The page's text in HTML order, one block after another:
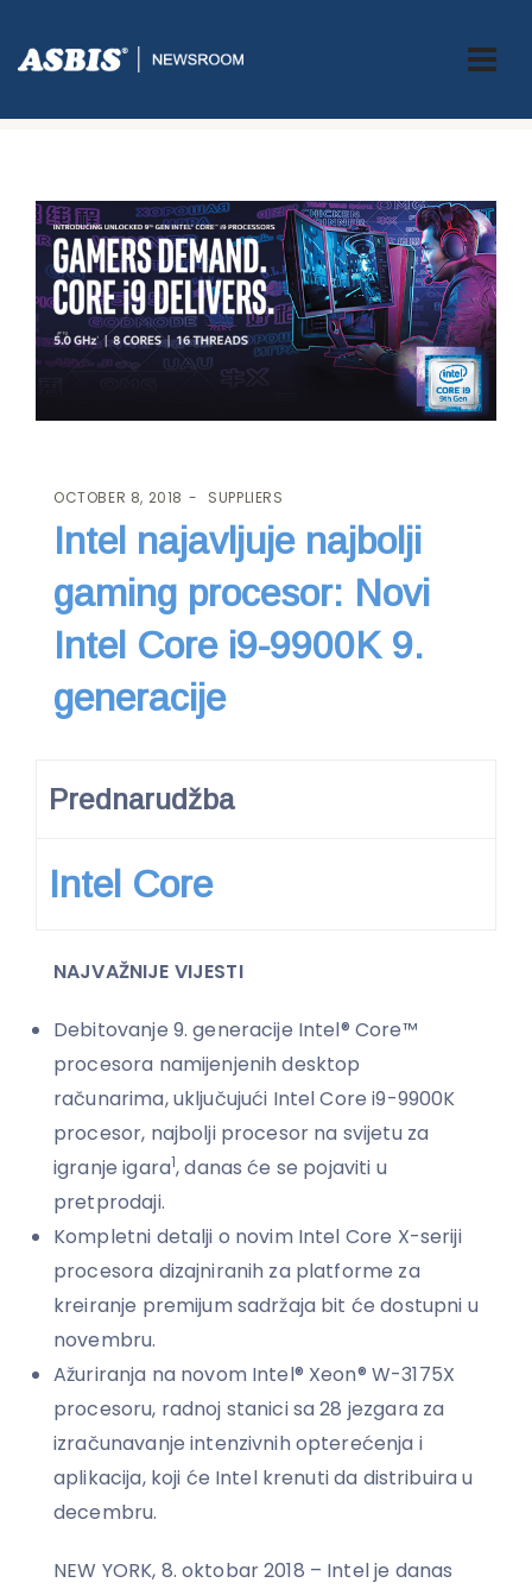
ASBIS.BA>SUPPLIERS> INTEL NAJAVLJUJE NAJBOLJI GAMING
PROCESOR: NOVI INTEL CORE I9-9900K 9. GENERACIJE
OCTOBER 8, 2018 SUPPLIERS
Intel najavljuje najbolji
gaming procesor: Novi
Intel Core i9-9900K 9.
generacije
Prednarudžba
Intel Core
NAJVAŽNIJE VIJESTI
Debitovanje 9. generacije Intel® Core™
procesora namijenjenih desktop
računarima, uključujući Intel Core i9-9900K
procesor, najbolji procesor na svijetu za
igranje igara1, danas će se pojaviti u
pretprodaji.
Kompletni detalji o novim Intel Core X-seriji
procesora dizajniranih za platforme za
kreiranje premijum sadržaja bit će dostupni u
novembru.
Ažuriranja na novom Intel® Xeon® W-3175X
procesoru, radnoj stanici sa 28 jezgara za
izračunavanje intenzivnih opterećenja i
aplikacija, koji će Intel krenuti da distribuira u
decembru.
NEW YORK, 8. oktobar 2018 – Intel je danas